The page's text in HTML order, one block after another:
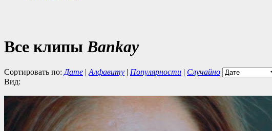
Все клипы Bankay
Сортировать по: Дате | Алфавиту | Популярности | Случайно
Вид: